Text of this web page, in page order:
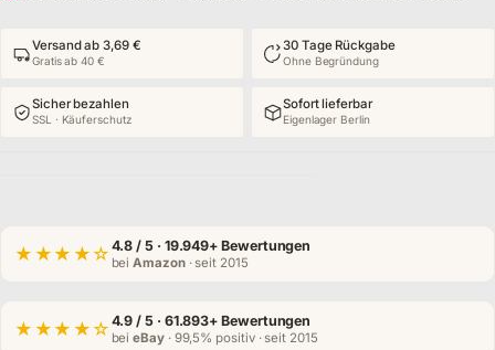
Versand ab 3,69 €
Gratis ab 40 €
30 Tage Rückgabe
Ohne Begründung
Sicher bezahlen
SSL · Käuferschutz
Sofort lieferbar
Eigenlager Berlin
★★★★☆ 4.8 / 5 · 19.949+ Bewertungen
beiAmazon· seit 2015
★★★★☆ 4.9 / 5 · 61.893+ Bewertungen
beieBay· 99,5% positiv · seit 2015